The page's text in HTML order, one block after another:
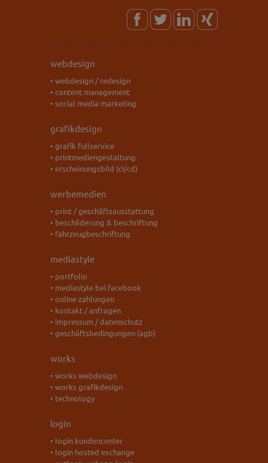
webdesign
• webdesign / redesign
• content management
• social media marketing
grafikdesign
• grafik fullservice
• printmediengestaltung
• erscheinungsbild (ci/cd)
werbemedien
• print / geschäftsausstattung
• beschilderung & beschriftung
• fahrzeugbeschriftung
mediastyle
• portfolio
• mediastyle bei facebook
• online zahlungen
• kontakt / anfragen
• impressum / datenschutz
• geschäftsbedingungen (agb)
works
• works webdesign
• works grafikdesign
• technology
login
• login kundencenter
• login hosted exchange